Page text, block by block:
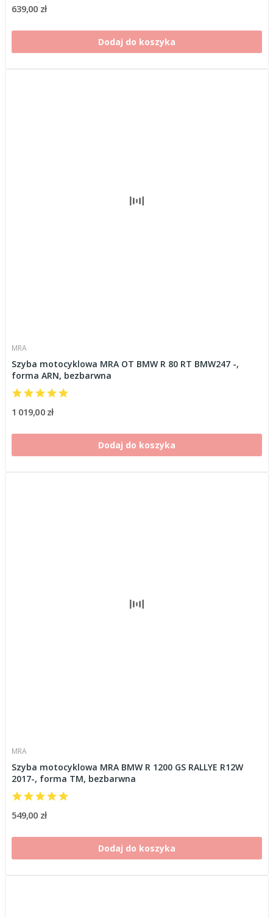
639,00 zł
Dodaj do koszyka
MRA
Szyba motocyklowa MRA OT BMW R 80 RT BMW247 -,
forma ARN, bezbarwna
1 019,00 zł
Dodaj do koszyka
MRA
Szyba motocyklowa MRA BMW R 1200 GS RALLYE R12W
2017-, forma TM, bezbarwna
549,00 zł
Dodaj do koszyka